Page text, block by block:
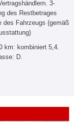
3-
des Restbetrages
des Fahrzeugs (gemäß
km: kombiniert 5,4.
D.